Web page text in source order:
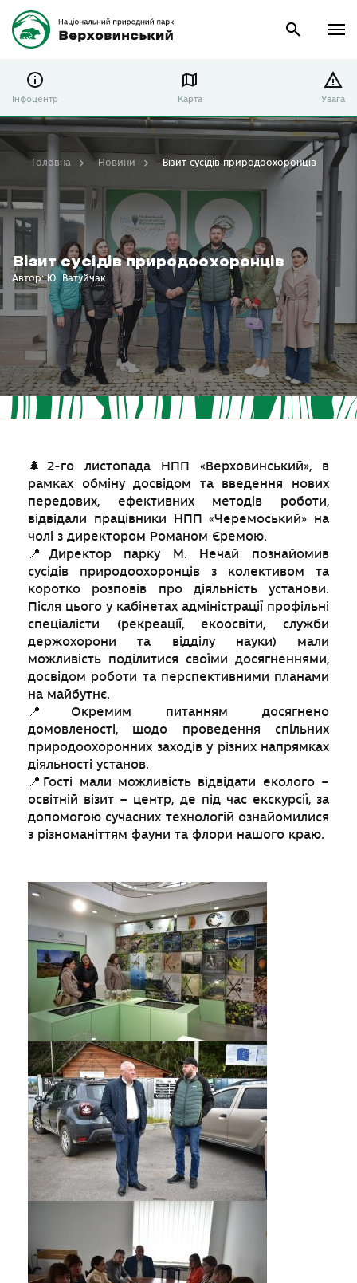
Інфоцентр Карта Увага
Візит сусідів природоохоронців
Автор: Ю. Ватуйчак
Головна Новини Візит сусідів природоохоронців
🌲 2-го листопада НПП «Верховинський», в
рамках обміну досвідом та введення нових
передових, ефективних методів роботи,
відвідали працівники НПП «Черемоський» на
чолі з директором Романом Єремою.
📍Директор парку М. Нечай познайомив
сусідів природоохоронців з колективом та
коротко розповів про діяльність установи.
Після цього у кабінетах адміністрації профільні
спеціалісти (рекреації, екоосвіти, служби
держохорони та відділу науки) мали
можливість поділитися своїми досягненнями,
досвідом роботи та перспективними планами
на майбутнє.
📍 Окремим питанням досягнено
домовленості, щодо проведення спільних
природоохоронних заходів у різних напрямках
діяльності установ.
📍 Гості мали можливість відвідати еколого –
освітній візит – центр, де під час екскурсії, за
допомогою сучасних технологій ознайомилися
з різноманіттям фауни та флори нашого краю.